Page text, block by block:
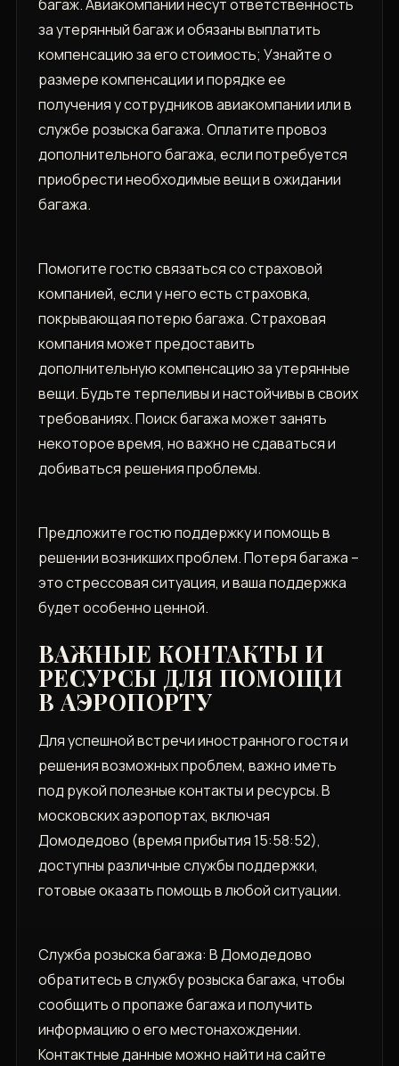
багаж. Авиакомпании несут ответственность
за утерянный багаж и обязаны выплатить
компенсацию за его стоимость; Узнайте о
размере компенсации и порядке ее
получения у сотрудников авиакомпании или в
службе розыска багажа. Оплатите провоз
дополнительного багажа, если потребуется
приобрести необходимые вещи в ожидании
багажа.
Помогите гостю связаться со страховой
компанией, если у него есть страховка,
покрывающая потерю багажа. Страховая
компания может предоставить
дополнительную компенсацию за утерянные
вещи. Будьте терпеливы и настойчивы в своих
требованиях. Поиск багажа может занять
некоторое время, но важно не сдаваться и
добиваться решения проблемы.
Предложите гостю поддержку и помощь в
решении возникших проблем. Потеря багажа –
это стрессовая ситуация, и ваша поддержка
будет особенно ценной.
ВАЖНЫЕ КОНТАКТЫ И
РЕСУРСЫ ДЛЯ ПОМОЩИ
В АЭРОПОРТУ
Для успешной встречи иностранного гостя и
решения возможных проблем, важно иметь
под рукой полезные контакты и ресурсы. В
московских аэропортах, включая
Домодедово (время прибытия 15:58:52),
доступны различные службы поддержки,
готовые оказать помощь в любой ситуации.
Служба розыска багажа: В Домодедово
обратитесь в службу розыска багажа, чтобы
сообщить о пропаже багажа и получить
информацию о его местонахождении.
Контактные данные можно найти на сайте